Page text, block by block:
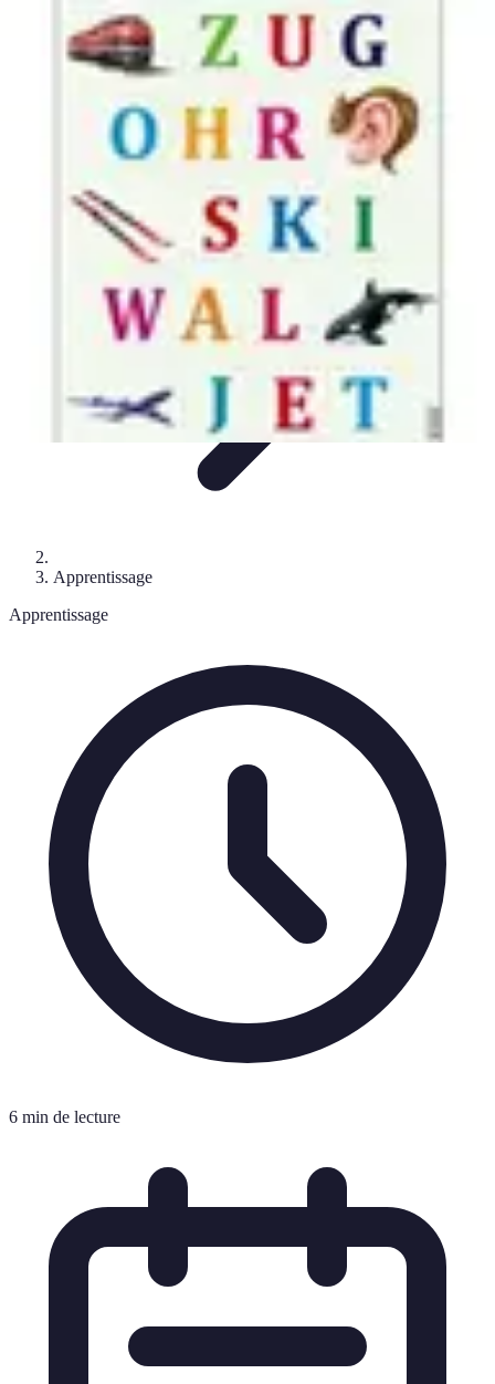
Apprendre Rubik Cube
Astuces et conseilsApprentissage
d'apprentissageMéthodes d'apprentissageTechniques
Apprendre Rubik Cube
Apprentissage
Apprentissage
6 min de lecture